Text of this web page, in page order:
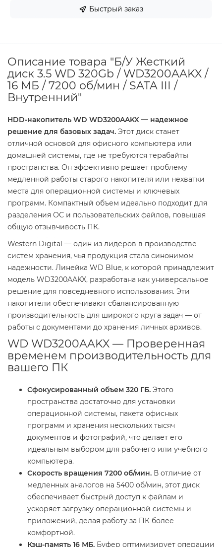
Быстрый заказ
Описание товара "Б/У Жесткий
диск 3.5 WD 320Gb / WD3200AAKX /
16 МБ / 7200 об/мин / SATA III /
Внутренний"
HDD-накопитель WD WD3200AAKX — надежное
решение для базовых задач. Этот диск станет
отличной основой для офисного компьютера или
домашней системы, где не требуются терабайты
пространства. Он эффективно решает проблему
медленной работы старого накопителя или нехватки
места для операционной системы и ключевых
программ. Компактный объем идеально подходит для
разделения ОС и пользовательских файлов, повышая
общую отзывчивость ПК.
Western Digital — один из лидеров в производстве
систем хранения, чья продукция стала синонимом
надежности. Линейка WD Blue, к которой принадлежит
модель WD3200AAKX, разработана как универсальное
решение для повседневного использования. Эти
накопители обеспечивают сбалансированную
производительность для широкого круга задач — от
работы с документами до хранения личных архивов.
WD WD3200AAKX — Проверенная
временем производительность для
вашего ПК
Сфокусированный объем 320 ГБ. Этого
пространства достаточно для установки
операционной системы, пакета офисных
программ и хранения нескольких тысяч
документов и фотографий, что делает его
идеальным выбором для рабочего или учебного
компьютера.
Скорость вращения 7200 об/мин. В отличие от
медленных аналогов на 5400 об/мин, этот диск
обеспечивает быстрый доступ к файлам и
ускоряет загрузку операционной системы и
приложений, делая работу за ПК более
комфортной.
Кэш-память 16 МБ. Буфер оптимизирует операции